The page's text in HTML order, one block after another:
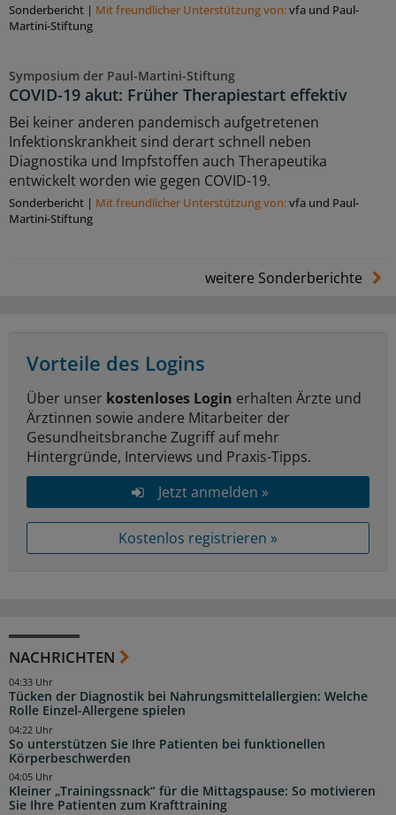
Sonderbericht | Mit freundlicher Unterstützung von:vfa und Paul-
Martini-Stiftung
Symposium der Paul-Martini-Stiftung
COVID-19 akut: Früher Therapiestart effektiv
Bei keiner anderen pandemisch aufgetretenen
Infektionskrankheit sind derart schnell neben
Diagnostika und Impfstoffen auch Therapeutika
entwickelt worden wie gegen COVID-19.
Sonderbericht | Mit freundlicher Unterstützung von:vfa und Paul-
Martini-Stiftung
weitere Sonderberichte
Vorteile des Logins
Über unser kostenloses Login erhalten Ärzte und
Ärztinnen sowie andere Mitarbeiter der
Gesundheitsbranche Zugriff auf mehr
Hintergründe, Interviews und Praxis-Tipps.
Jetzt anmelden »
Kostenlos registrieren »
NACHRICHTEN
Tücken der Diagnostik bei Nahrungsmittelallergien: Welche
Rolle Einzel-Allergene spielen
04:33 Uhr
So unterstützen Sie Ihre Patienten bei funktionellen
Körperbeschwerden
04:22 Uhr
Kleiner „Trainingssnack“ für die Mittagspause: So motivieren
Sie Ihre Patienten zum Krafttraining
04:05 Uhr